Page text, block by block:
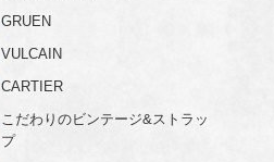
GRUEN
VULCAIN
CARTIER
こだわりのビンテージ&ストラッ
プ